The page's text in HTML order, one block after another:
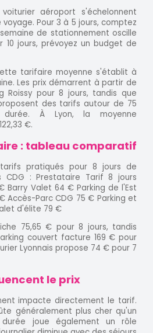
aéroport s'échelonnent
Pour 3 à 5 jours, comptez
de stationnement oscille
10 jours, prévoyez un budget de
tarifaire moyenne s'établit à
Les prix démarrent à partir de
Roissy pour 8 jours, tandis que
des tarifs autour de 75
À Lyon, la moyenne
€.
: tableau comparatif
pratiqués pour 8 jours de
CDG : Prestataire Tarif 8 jours
Barry Valet 64 € Parking de l'Est
Accès-Parc CDG 75 € Parking et
d'élite 79 €
75,65 € pour 8 jours, tandis
couvert facture 169 € pour
Lyonnais propose 74 € pour 7
le prix
impacte directement le tarif.
généralement plus cher qu'un
durée joue également un rôle